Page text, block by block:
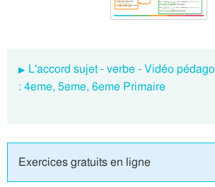
L'accord sujet - verbe - Vidéo
: 4eme, 5eme, 6eme Primaire
Exercices gratuits en ligne